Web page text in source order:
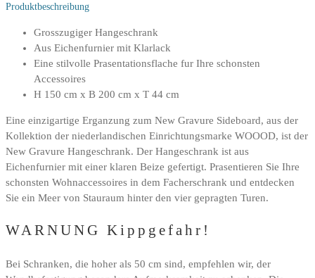
Produktbeschreibung
Grosszugiger Hangeschrank
Aus Eichenfurnier mit Klarlack
Eine stilvolle Prasentationsflache fur Ihre schonsten
Accessoires
H 150 cm x B 200 cm x T 44 cm
Eine einzigartige Erganzung zum New Gravure Sideboard, aus der
Kollektion der niederlandischen Einrichtungsmarke WOOOD, ist der
New Gravure Hangeschrank. Der Hangeschrank ist aus
Eichenfurnier mit einer klaren Beize gefertigt. Prasentieren Sie Ihre
schonsten Wohnaccessoires in dem Facherschrank und entdecken
Sie ein Meer von Stauraum hinter den vier gepragten Turen.
WARNUNG Kippgefahr!
Bei Schranken, die hoher als 50 cm sind, empfehlen wir, der